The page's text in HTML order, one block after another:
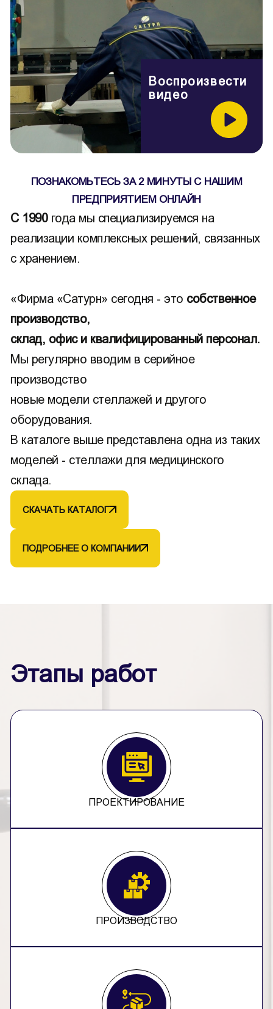
Воспроизвести
видео
ПОЗНАКОМЬТЕСЬ ЗА 2 МИНУТЫ С НАШИМ
ПРЕДПРИЯТИЕМ ОНЛАЙН
С 1990 года мы специализируемся на
реализации комплексных решений, связанных
с хранением.
«Фирма «Сатурн» сегодня - это собственное
производство,
склад, офис и квалифицированный персонал.
Мы регулярно вводим в серийное
производство
новые модели стеллажей и другого
оборудования.
В каталоге выше представлена одна из таких
моделей - стеллажи для медицинского
склада.
СКАЧАТЬ КАТАЛОГ
ПОДРОБНЕЕ О КОМПАНИИ
Этапы работ
ПРОЕКТИРОВАНИЕ
ПРОИЗВОДСТВО